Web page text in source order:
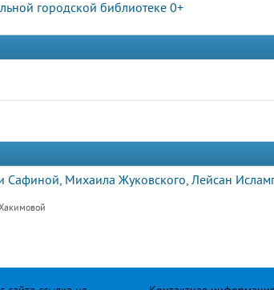
городской библиотеке 0+
Сафиной, Михаила Жуковского, Лейсан